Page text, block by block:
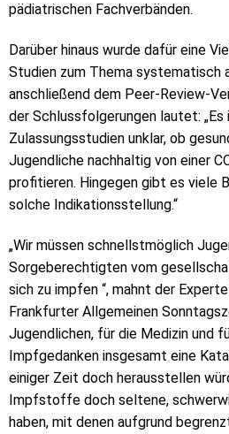
pädiatrischen Fachverbänden.
Darüber hinaus wurde dafür eine
Studien zum Thema systematisch
anschließend dem Peer-Review-
der Schlussfolgerungen lautet:
Zulassungsstudien unklar, ob
Jugendliche nachhaltig von einer
profitieren. Hingegen gibt es viele
solche Indikationsstellung.“
„Wir müssen schnellstmöglich
Sorgeberechtigten vom
sich zu impfen “, mahnt der
Frankfurter Allgemeinen
Jugendlichen, für die Medizin und
Impfgedanken insgesamt eine
einiger Zeit doch herausstellen
Impfstoffe doch seltene,
haben, mit denen aufgrund